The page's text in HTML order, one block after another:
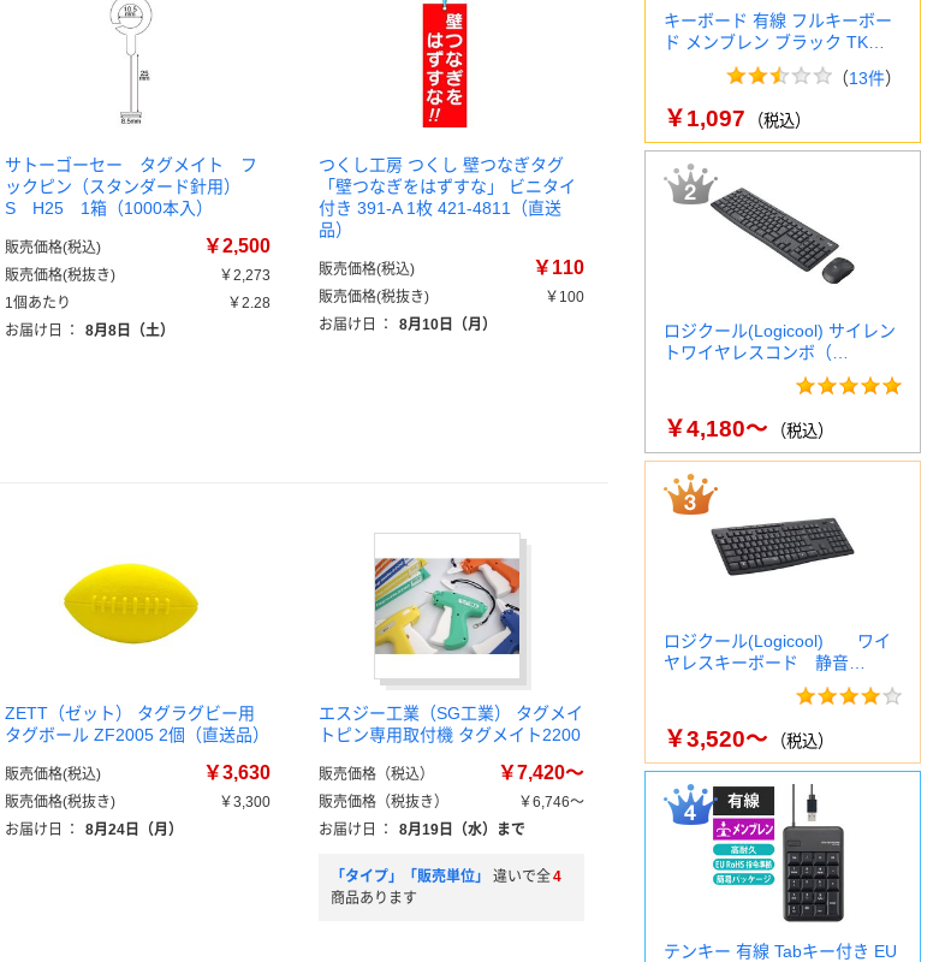
サトーゴーセー タグメイト フ
ックピン（スタンダード針用）
S H25 1箱（1000本入）
販売価格(税込) ￥2,500
販売価格(税抜き)
￥2,273
1個あたり
￥2.28
お届け日
： 8月8日（土）
つくし工房 つくし 壁つなぎタグ
「壁つなぎをはずすな」 ビニタイ
付き 391-A 1枚 421-4811（直送
品）
販売価格(税込) ￥110
販売価格(税抜き)
￥100
お届け日
： 8月10日（月）
ZETT（ゼット） タグラグビー用
タグボール ZF2005 2個（直送品）
販売価格(税込) ￥3,630
販売価格(税抜き)
￥3,300
お届け日
： 8月24日（月）
エスジー工業（SG工業） タグメイ
トピン専用取付機 タグメイト2200
販売価格（税込） ￥7,420～
販売価格（税抜き）
￥6,746～
お届け日
： 8月19日（水）まで
「タイプ」「販売単位」 違いで全4
商品あります
キーボード 有線 フルキーボー
ド メンブレン ブラック TK…
（13件）
￥1,097 （税込）
ロジクール(Logicool) サイレン
トワイヤレスコンボ（…
￥4,180～ （税込）
ロジクール(Logicool) ワイ
ヤレスキーボード 静音…
￥3,520～ （税込）
テンキー 有線 Tabキー付き EU